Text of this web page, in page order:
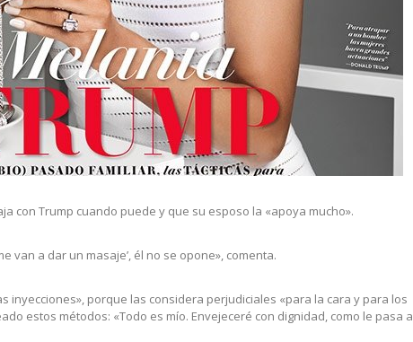
con Trump cuando puede y que su esposo la «apoya mucho».
van a dar un masaje’, él no se opone», comenta.
inyecciones», porque las considera perjudiciales «para la cara y para los
estos métodos: «Todo es mío. Envejeceré con dignidad, como le pasa a